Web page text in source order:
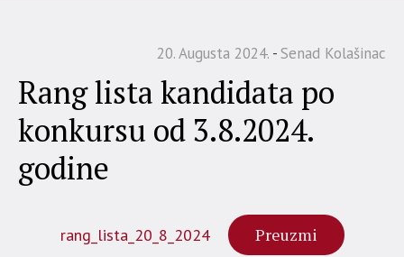
20. Augusta 2024. Senad Kolašinac
Rang lista kandidata po
konkursu od 3.8.2024.
godine
rang_lista_20_8_2024 Preuzmi